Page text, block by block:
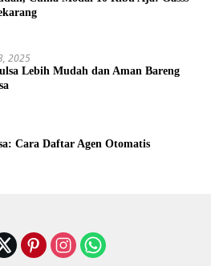
2025
Lebih Mudah dan Aman Bareng
Cara Daftar Agen Otomatis